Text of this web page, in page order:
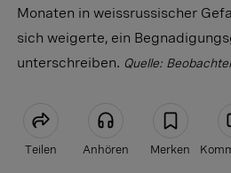
Monaten in weissrussischer
sich weigerte, ein
unterschreiben. Quelle:
Teilen Anhören Merken